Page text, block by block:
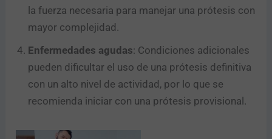
la fuerza necesaria para manejar una prótesis con
mayor complejidad.
Enfermedades agudas: Condiciones adicionales
pueden dificultar el uso de una prótesis definitiva
con un alto nivel de actividad, por lo que se
recomienda iniciar con una prótesis provisional.